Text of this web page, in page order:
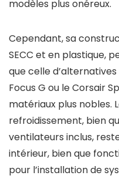
modèles plus onéreux.
Cependant, sa
SECC et en plastique,
que celle
Focus G ou le Corsair
matériaux plus nobles.
refroidissement, bien
ventilateurs inclus,
intérieur, bien que
pour l’installation de